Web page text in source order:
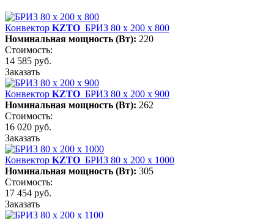
Конвектор KZTO БРИЗ 80 х 200 х 800
Номинальная мощность (Вт): 220
Стоимость:
14 585 руб.
Заказать
Конвектор KZTO БРИЗ 80 х 200 х 900
Номинальная мощность (Вт): 262
Стоимость:
16 020 руб.
Заказать
Конвектор KZTO БРИЗ 80 х 200 х 1000
Номинальная мощность (Вт): 305
Стоимость:
17 454 руб.
Заказать